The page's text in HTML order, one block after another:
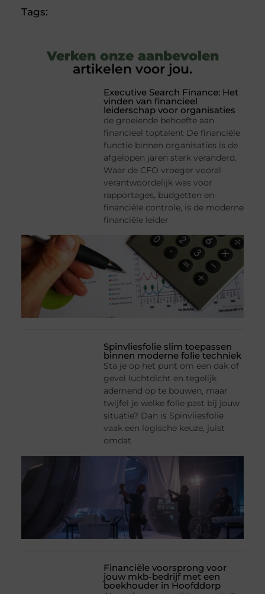
Tags:
Verken onze aanbevolen
artikelen voor jou.
Executive Search Finance: Het
vinden van financieel
leiderschap voor organisaties
de groeiende behoefte aan
financieel toptalent De financiële
functie binnen organisaties is de
afgelopen jaren sterk veranderd.
Waar de CFO vroeger vooral
verantwoordelijk was voor
rapportages, budgetten en
financiële controle, is de moderne
financiële leider
Spinvliesfolie slim toepassen
binnen moderne folie techniek
Sta je op het punt om een dak of
gevel luchtdicht en tegelijk
ademend op te bouwen, maar
twijfel je welke folie past bij jouw
situatie? Dan is Spinvliesfolie
vaak een logische keuze, juist
omdat
Financiële voorsprong voor
jouw mkb-bedrijf met een
boekhouder in Hoofddorp